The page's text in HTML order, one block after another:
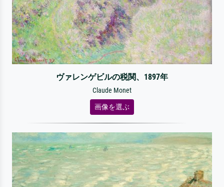
ヴァレンゲビルの税関、1897年
Claude Monet
画像を選ぶ